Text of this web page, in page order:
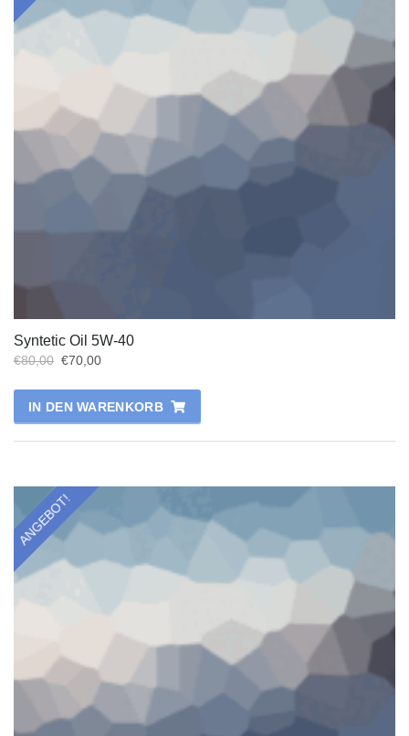
Syntetic Oil 5W-40
€80,00 €70,00
IN DEN WARENKORB
ANGEBOT!